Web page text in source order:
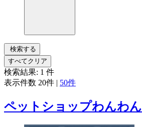
検索する
すべてクリア
検索結果: 1 件
表示件数 20件 | 50件
ペットショップわんわん